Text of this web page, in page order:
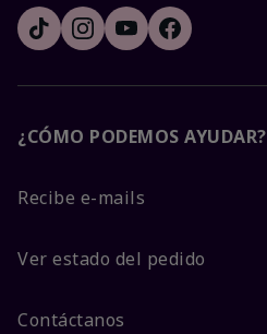
¿CÓMO PODEMOS AYUDAR?
Recibe e-mails
Ver estado del pedido
Contáctanos